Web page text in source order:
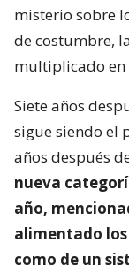
misterio sobre
de costumbre,
multiplicado en
Siete años
sigue siendo el
años después
nueva
año,
alimentado
como de un